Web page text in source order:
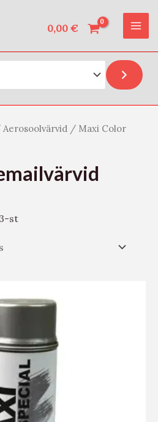
0,00 €
Aerosoolvärvid / Maxi Color
st